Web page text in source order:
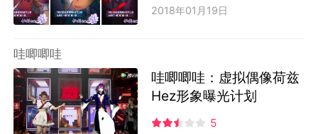
2018年01月19日
哇唧唧哇
哇唧唧哇：虚拟偶像荷兹
Hez形象曝光计划
5